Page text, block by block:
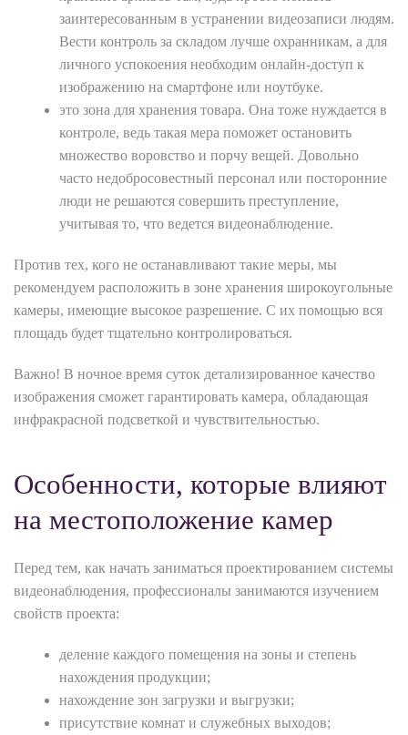
заинтересованным в устранении видеозаписи людям.
Вести контроль за складом лучше охранникам, а для
личного успокоения необходим онлайн-доступ к
изображению на смартфоне или ноутбуке.
это зона для хранения товара. Она тоже нуждается в
контроле, ведь такая мера поможет остановить
множество воровство и порчу вещей. Довольно
часто недобросовестный персонал или посторонние
люди не решаются совершить преступление,
учитывая то, что ведется видеонаблюдение.
Против тех, кого не останавливают такие меры, мы
рекомендуем расположить в зоне хранения широкоугольные
камеры, имеющие высокое разрешение. С их помощью вся
площадь будет тщательно контролироваться.
Важно! В ночное время суток детализированное качество
изображения сможет гарантировать камера, обладающая
инфракрасной подсветкой и чувствительностью.
Особенности, которые влияют
на местоположение камер
Перед тем, как начать заниматься проектированием системы
видеонаблюдения, профессионалы занимаются изучением
свойств проекта:
деление каждого помещения на зоны и степень
нахождения продукции;
нахождение зон загрузки и выгрузки;
присутствие комнат и служебных выходов;